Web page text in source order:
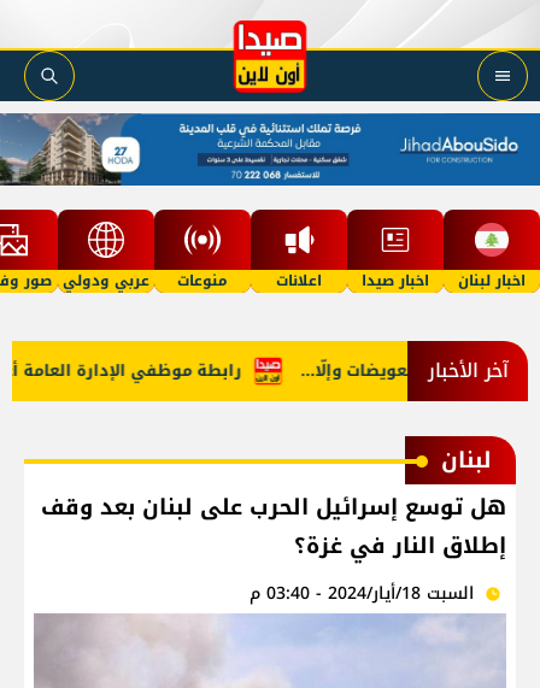
اخبار لبنان اخبار صيدا اعلانات منوعات عربي ودولي صور
آخر الأخبار رابطة موظفي الإدارة العامة أعلنت في هرمز: تعويضات وإلّا...
لبنان
هل توسع إسرائيل الحرب على لبنان بعد وقف
إطلاق النار في غزة؟
السبت 18/أيار/2024 - 03:40 م